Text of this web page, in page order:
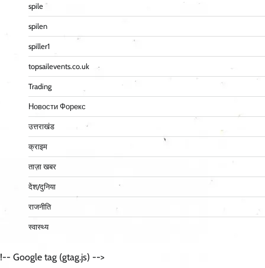
spile
spilen
spiller1
topsailevents.co.uk
Trading
Новости Форекс
उत्तराखंड
क्राइम
ताज़ा खबर
देश/दुनिया
राजनीति
स्वास्थ्य
!-- Google tag (gtag.js) -->